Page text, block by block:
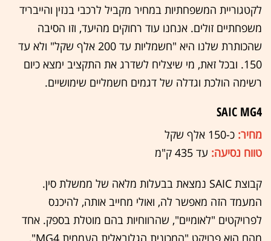
לקטגוריית המשפחתיות במחיר מקביל לרכבי בנזין והייבריד
משפחתיים זולים. אנחנו עוד רחוקים מהיעד, וזו הסיבה
שהכותרת שלנו היא "חשמליות עד 200 אלף שקל" ולא עד
150. ובכל זאת, מי שיצליח לשדרג את התקציב ימצא כיום
רשימה הולכת וגדלה של דגמים חשמליים שימושיים.
SAIC MG4
מחיר: כ-150 אלף שקל
טווח נסיעה: עד 435 ק"מ
קבוצת SAIC נמצאת בבעלות מלאה של ממשלת סין.
המעמד הזה מאפשר לה, ואולי מחייב אותה, להיכנס
לפרויקטים "לאומיים", שהרווחיות בהם מוטלת בספק. אחד